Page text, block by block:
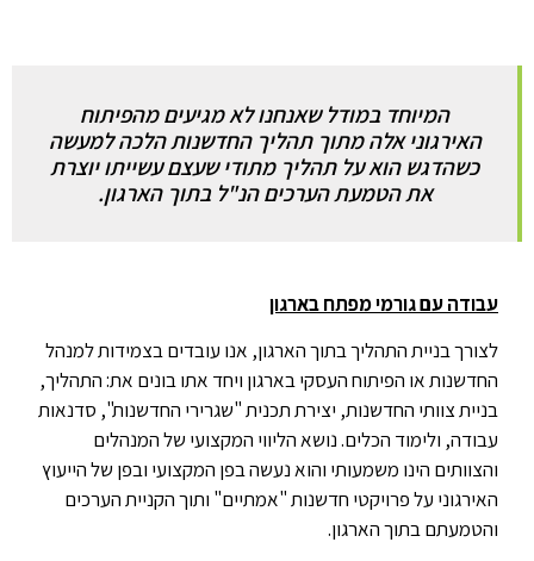
המיוחד במודל שאנחנו לא מגיעים מהפיתוח
האירגוני אלה מתוך תהליך החדשנות הלכה למעשה
כשהדגש הוא על תהליך מתודי שעצם עשייתו יוצרת
את הטמעת הערכים הנ"ל בתוך הארגון.
עבודה עם גורמי מפתח בארגון
לצורך בניית התהליך בתוך הארגון, אנו עובדים בצמידות למנהל
החדשנות או הפיתוח העסקי בארגון ויחד אתו בונים את: התהליך,
בניית צוותי החדשנות, יצירת תכנית "שגרירי החדשנות", סדנאות
עבודה, ולימוד הכלים. נושא הליווי המקצועי של המנהלים
והצוותים הינו משמעותי והוא נעשה בפן המקצועי ובפן של הייעוץ
האירגוני על פרויקטי חדשנות "אמתיים" ותוך הקניית הערכים
והטמעתם בתוך הארגון.